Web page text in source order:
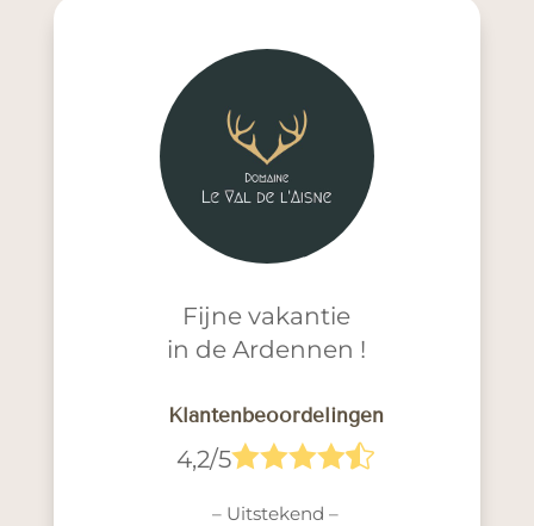
Fijne vakantie
in de Ardennen !
Klantenbeoordelingen
4,2/5
– Uitstekend –